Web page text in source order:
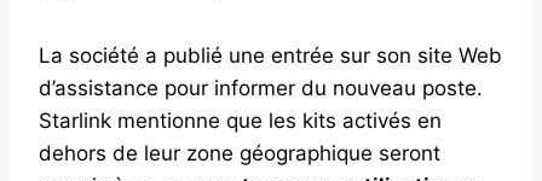
La société a publié une entrée sur son site Web
d’assistance pour informer du nouveau poste.
Starlink mentionne que les kits activés en
dehors de leur zone géographique seront